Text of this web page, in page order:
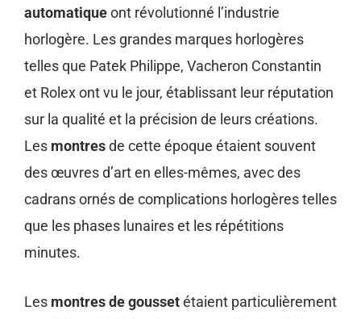
automatiqueont révolutionné l’industrie
horlogère. Les grandes marques horlogères
telles que Patek Philippe, Vacheron Constantin
et Rolex ont vu le jour, établissant leur réputation
sur la qualité et la précision de leurs créations.
Les montresde cette époque étaient souvent
des œuvres d’art en elles-mêmes, avec des
cadrans ornés de complications horlogères telles
que les phases lunaires et les répétitions
minutes.
Les montres de goussetétaient particulièrement